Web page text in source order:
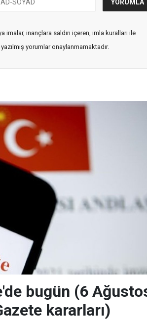
inançlara saldırı içeren, imla kuralları ile
yorumlar onaylanmamaktadır.
bugün (6
kararları)